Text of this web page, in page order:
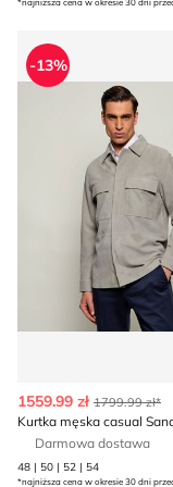
*najniższa cena w okresie 30 dni
Kurtka męska
-13%
1559.99 zł 1799.99 zł*
Darmowa dostawa
48 | 50 | 52 | 54
*najniższa cena w okresie 30 dni